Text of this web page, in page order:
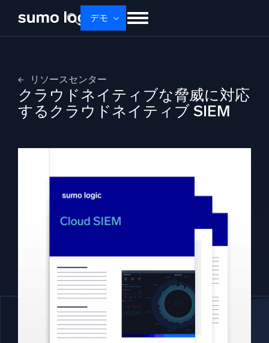
デモ
ドキュメント 学ぶ
ログイン 無料トライアル サポート
マルチエージェントAIプラットフォーム
監視、トラブルシューティング、自動化、防御
AI/ML 搭載
独自アルゴリズム、機械学習、生成AI
インテリジェントセキュリティ運用
リソースセンター
クラウドネイティブな脅威に対応
するクラウドネイティブ SIEM